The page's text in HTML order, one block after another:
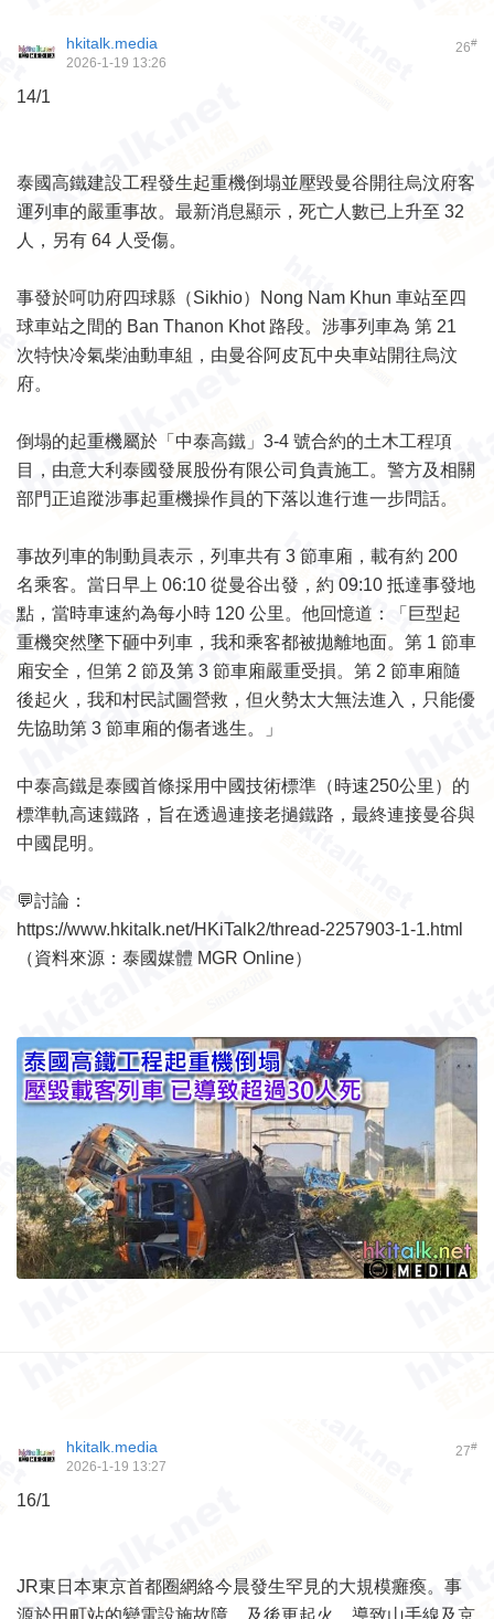
26#
hkitalk.media
2026-1-19 13:26
14/1
泰國高鐵建設工程發生起重機倒塌並壓毀曼谷開往烏汶府客
運列車的嚴重事故。最新消息顯示，死亡人數已上升至 32
人，另有 64 人受傷。
事發於呵叻府四球縣（Sikhio）Nong Nam Khun 車站至四
球車站之間的 Ban Thanon Khot 路段。涉事列車為 第 21
次特快冷氣柴油動車組，由曼谷阿皮瓦中央車站開往烏汶
府。
倒塌的起重機屬於「中泰高鐵」3-4 號合約的土木工程項
目，由意大利泰國發展股份有限公司負責施工。警方及相關
部門正追蹤涉事起重機操作員的下落以進行進一步問話。
事故列車的制動員表示，列車共有 3 節車廂，載有約 200
名乘客。當日早上 06:10 從曼谷出發，約 09:10 抵達事發地
點，當時車速約為每小時 120 公里。他回憶道：「巨型起
重機突然墜下砸中列車，我和乘客都被拋離地面。第 1 節車
廂安全，但第 2 節及第 3 節車廂嚴重受損。第 2 節車廂隨
後起火，我和村民試圖營救，但火勢太大無法進入，只能優
先協助第 3 節車廂的傷者逃生。」
中泰高鐵是泰國首條採用中國技術標準（時速250公里）的
標準軌高速鐵路，旨在透過連接老撾鐵路，最終連接曼谷與
中國昆明。
💬討論：
https://www.hkitalk.net/HKiTalk2/thread-2257903-1-1.html
（資料來源：泰國媒體 MGR Online）
27#
hkitalk.media
2026-1-19 13:27
16/1
JR東日本東京首都圈網絡今晨發生罕見的大規模癱瘓。事
源於田町站的變電設施故障，及後更起火，導致山手線及京